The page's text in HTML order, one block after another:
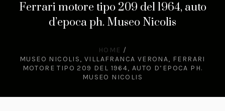
Ferrari motore tipo 209 del 1964, auto
d’epoca ph. Museo Nicolis
HOME /
MUSEO NICOLIS, VILLAFRANCA VERONA, FERRARI
MOTORE TIPO 209 DEL 1964, AUTO D’EPOCA PH.
MUSEO NICOLIS